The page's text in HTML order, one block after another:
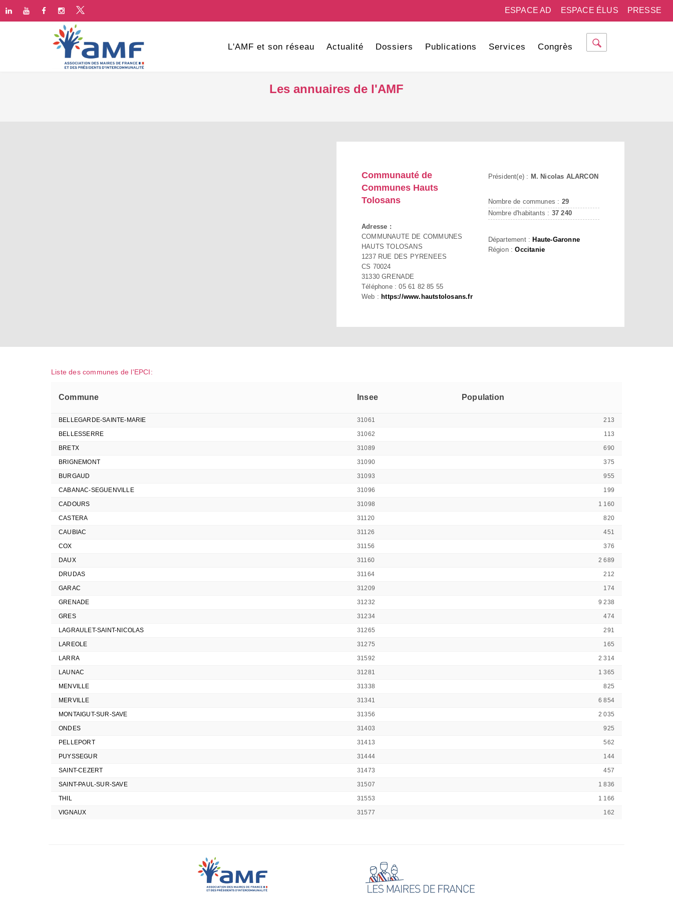
PRESSE
ESPACE ÉLUS
ESPACE AD
L'AMF et son réseau Actualité Dossiers Publications Services Congrès
Les annuaires de l'AMF
Communauté de
Communes Hauts
Tolosans
Adresse :
COMMUNAUTE DE COMMUNES
HAUTS TOLOSANS
1237 RUE DES PYRENEES
CS 70024
31330 GRENADE
Téléphone : 05 61 82 85 55
Web : https://www.hautstolosans.fr
Président(e) : M. Nicolas ALARCON
Nombre de communes : 29
Nombre d'habitants : 37 240
Département : Haute-Garonne
Région :Occitanie
Liste des communes de l'EPCI:
Commune Insee Population
BELLEGARDE-SAINTE-MARIE 31061
213
BELLESSERRE
31062
113
BRETX
31089
690
BRIGNEMONT
31090
375
BURGAUD
31093
955
CABANAC-SEGUENVILLE
31096
199
CADOURS
31098
1 160
CASTERA
31120
820
CAUBIAC
31126
451
COX
31156
376
DAUX
31160
2 689
DRUDAS
31164
212
GARAC
31209
174
GRENADE
31232
9 238
GRES
31234
474
LAGRAULET-SAINT-NICOLAS
31265
291
LAREOLE
31275
165
LARRA
31592
2 314
LAUNAC
31281
1 365
MENVILLE
31338
825
MERVILLE
31341
6 854
MONTAIGUT-SUR-SAVE
31356
2 035
ONDES
31403
925
PELLEPORT
31413
562
PUYSSEGUR
31444
144
SAINT-CEZERT
31473
457
SAINT-PAUL-SUR-SAVE
31507
1 836
THIL
31553
1 166
VIGNAUX
31577 162